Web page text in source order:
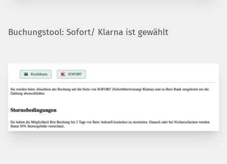
Buchungstool: Sofort/ Klarna ist gewählt